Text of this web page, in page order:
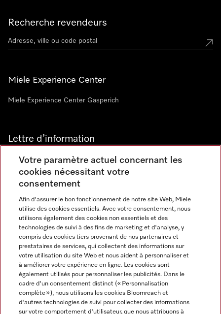
Recherche revendeurs
Miele Experience Center
Miele Experience Center Gasperich
Lettre d’information
Langue
FRANCAIS
Miele sur Instagram
Miele sur Youtube
Votre paramètre actuel concernant les
cookies nécessitant votre
consentement
Afin d'assurer le bon fonctionnement de notre site Web, Miele
utilise des cookies essentiels. Avec votre consentement, nous
utilisons également des cookies non essentiels et des
technologies de suivi à des fins de marketing et d'analyse, y
compris des cookies tiers provenant de nos partenaires et
prestataires de services, qui collectent des informations sur
votre utilisation du site Web et nous aident à personnaliser et
à améliorer votre expérience en ligne. Les cookies sont
également utilisés pour personnaliser les publicités. Dans le
cadre d'un consentement distinct (« Personnalisation
complète »), nous utilisons les cookies Bloomreach et
d'autres technologies de suivi pour collecter des informations
sur votre comportement d'utilisateur, que nous attribuons à